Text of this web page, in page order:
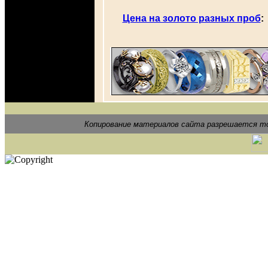
Цена на золото разных проб:
Копирование материалов сайта разрешается